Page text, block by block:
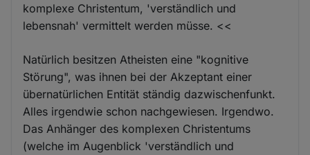
komplexe Christentum, 'verständlich und
lebensnah' vermittelt werden müsse. <<
Natürlich besitzen Atheisten eine "kognitive
Störung", was ihnen bei der Akzeptant einer
übernatürlichen Entität ständig dazwischenfunkt.
Alles irgendwie schon nachgewiesen. Irgendwo.
Das Anhänger des komplexen Christentums
(welche im Augenblick 'verständlich und